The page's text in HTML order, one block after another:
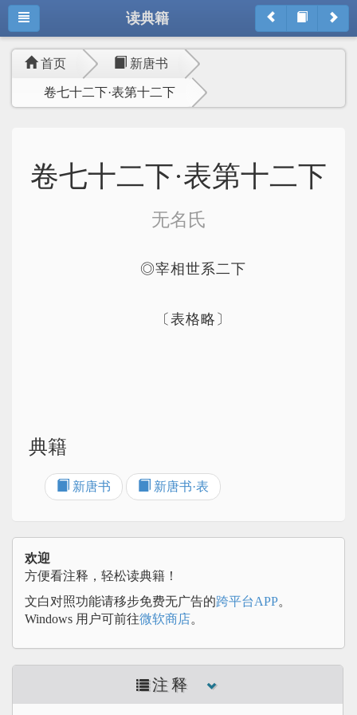
读典籍
首页 新唐书
卷七十二下·表第十二下
卷七十二下·表第十二下
无名氏
◎宰相世系二下
〔表格略〕
典籍
新唐书 新唐书·表
欢迎
方便看注释，轻松读典籍！
文白对照功能请移步免费无广告的跨平台APP。
Windows 用户可前往微软商店。
注释